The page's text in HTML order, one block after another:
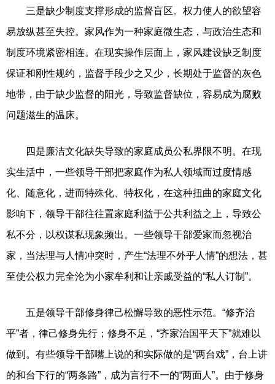
三是缺少制度支撑形成的监督盲区。权力使人的欲望容
易放纵甚至失控。家风作为一种家庭微生态，与政治生态和
制度环境紧密相连。在现实操作层面上，家风建设缺乏制度
保证和刚性规约，监督手段少之又少，长期处于监督的灰色
地带，由于缺少监督的阳光，导致监督缺位，容易成为腐败
问题滋生的温床。
四是廉洁文化缺失导致的家庭成员公私界限不明。在现
实生活中，一些领导干部把家庭作为私人领域而过度情感
化、随意化，进而特殊化、特权化，在这种扭曲的家庭文化
影响下，领导干部往往置家庭利益于公共利益之上，导致公
私不分，以权谋私现象频出。一些领导干部爱家而忽视治
家，当法理与人情冲突时，产生“法理不外乎人情”的想法，甚
至使公权力完全沦为小家牟利和让亲戚受益的“私人订制”。
五是领导干部修身律己松懈导致的恶性示范。“修齐治
平”者，律己修身先行；修身不足，“齐家治国平天下”就难以
做到。有些领导干部嘴上说的和实际做的是“两台戏”，台上讲
的和台下行的“两条路”，成为言行不一的“两面人”。由于修身